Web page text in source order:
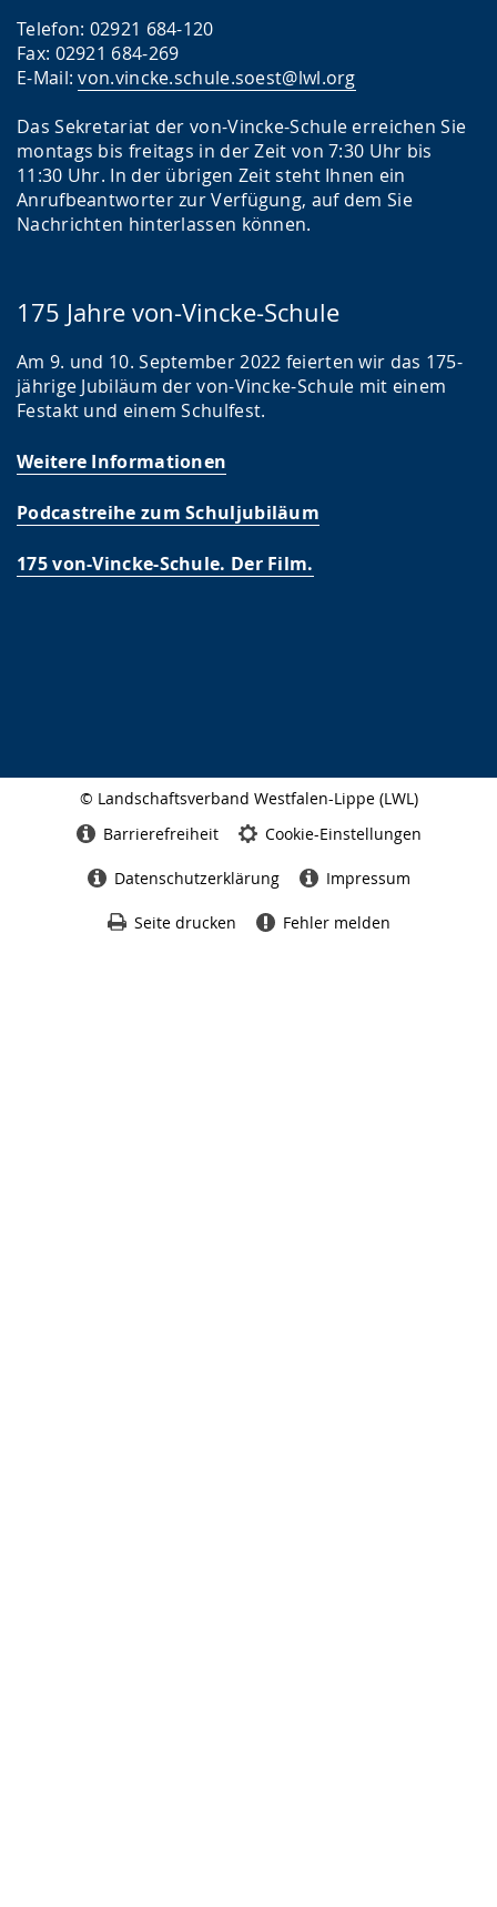
Telefon: 02921 684-120
Fax: 02921 684-269
E-Mail:von.vincke.schule.soest@lwl.org
Das Sekretariat der von-Vincke-Schule erreichen Sie
montags bis freitags in der Zeit von 7:30 Uhr bis
11:30 Uhr. In der übrigen Zeit steht Ihnen ein
Anrufbeantworter zur Verfügung, auf dem Sie
Nachrichten hinterlassen können.
175 Jahre von-Vincke-Schule
Am 9. und 10. September 2022 feierten wir das 175-
jährige Jubiläum der von-Vincke-Schule mit einem
Festakt und einem Schulfest.
Weitere Informationen
Podcastreihe zum Schuljubiläum
175 von-Vincke-Schule. Der Film.
© Landschaftsverband Westfalen-Lippe (LWL)
Barrierefreiheit Cookie-Einstellungen
Datenschutzerklärung Impressum
Seite drucken Fehler melden